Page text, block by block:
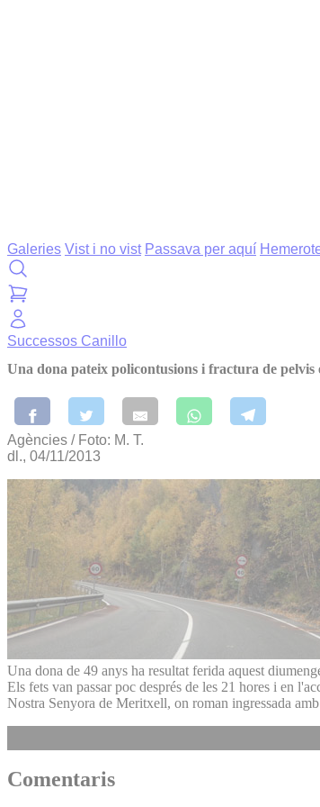
Galeries Vist i no vist Passava per aquí
Successos Canillo
Una dona pateix policontusions i fractura de pelvis
Agències / Foto: M. T.
dl., 04/11/2013
Una dona de 49 anys ha resultat ferida aquest
Els fets van passar poc després de les 21 hores i en
Nostra Senyora de Meritxell, on roman ingressada
Comentaris